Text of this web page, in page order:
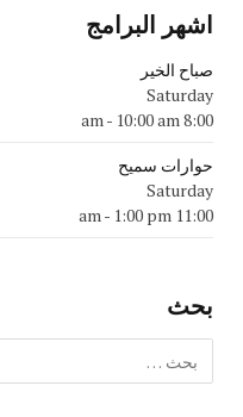
اشهر البرامج
صباح الخير
Saturday
8:00 am
- 10:00 am
حوارات سميح
Saturday
11:00 am
- 1:00 pm
بحث